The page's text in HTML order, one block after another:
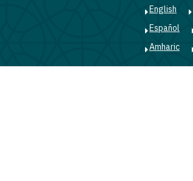
English
Español
Amharic